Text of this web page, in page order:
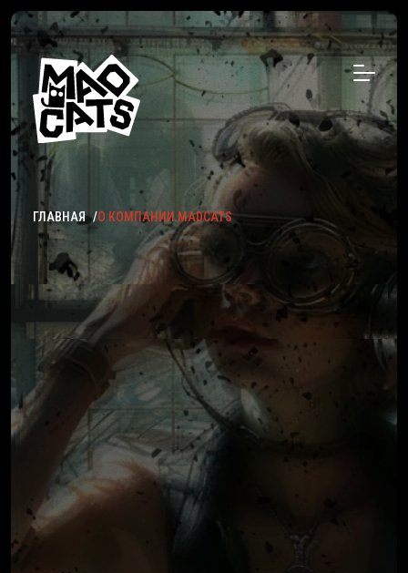
ГЛАВНАЯ О КОМПАНИИ MADCATS